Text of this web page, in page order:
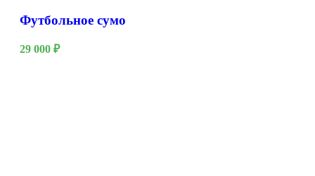
Футбольное сумо
29 000 ₽